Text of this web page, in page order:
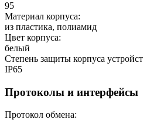
95
Материал корпуса:
из пластика, полиамид
Цвет корпуса:
белый
Степень защиты корпуса
IP65
Протоколы и интерфейсы
Протокол обмена: